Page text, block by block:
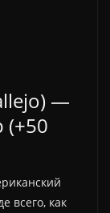
—
(+50
всего, как